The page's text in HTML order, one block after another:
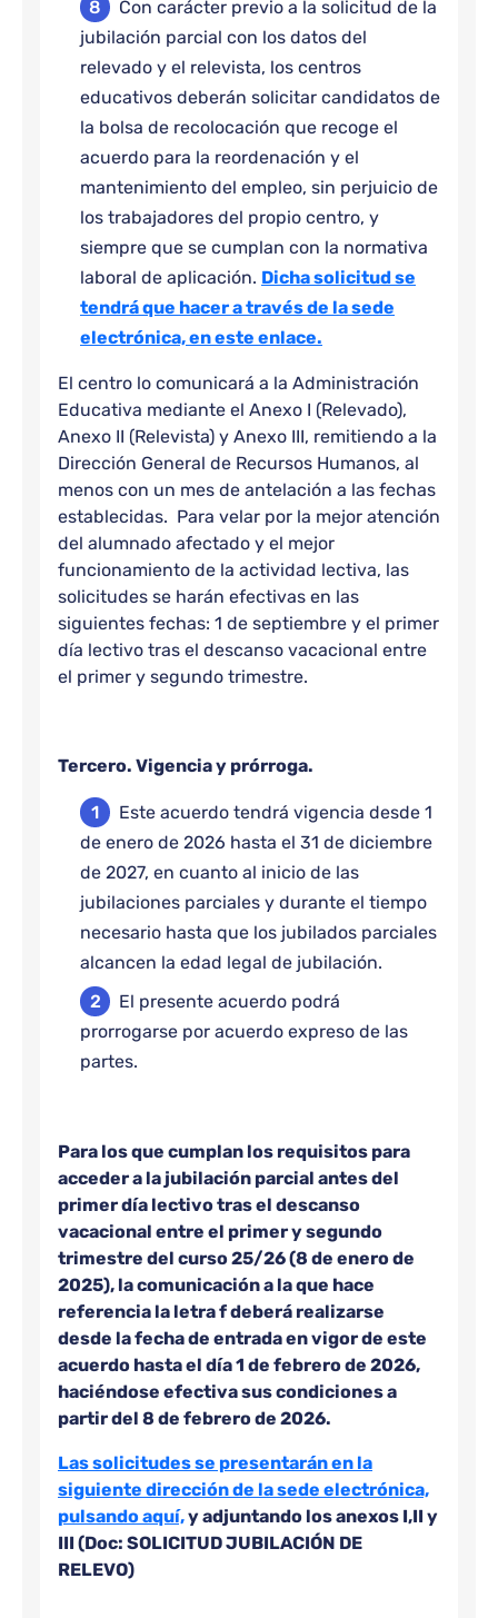
Con carácter previo a la solicitud de la
jubilación parcial con los datos del
relevado y el relevista, los centros
educativos deberán solicitar candidatos de
la bolsa de recolocación que recoge el
acuerdo para la reordenación y el
mantenimiento del empleo, sin perjuicio de
los trabajadores del propio centro, y
siempre que se cumplan con la normativa
laboral de aplicación. Dicha solicitud se
tendrá que hacer a través de la sede
electrónica, en este enlace.
El centro lo comunicará a la Administración
Educativa mediante el Anexo I (Relevado),
Anexo II (Relevista) y Anexo III, remitiendo a la
Dirección General de Recursos Humanos, al
menos con un mes de antelación a las fechas
establecidas. Para velar por la mejor atención
del alumnado afectado y el mejor
funcionamiento de la actividad lectiva, las
solicitudes se harán efectivas en las
siguientes fechas: 1 de septiembre y el primer
día lectivo tras el descanso vacacional entre
el primer y segundo trimestre.
Tercero. Vigencia y prórroga.
Este acuerdo tendrá vigencia desde 1
de enero de 2026 hasta el 31 de diciembre
de 2027, en cuanto al inicio de las
jubilaciones parciales y durante el tiempo
necesario hasta que los jubilados parciales
alcancen la edad legal de jubilación.
El presente acuerdo podrá
prorrogarse por acuerdo expreso de las
partes.
Para los que cumplan los requisitos para
acceder a la jubilación parcial antes del
primer día lectivo tras el descanso
vacacional entre el primer y segundo
trimestre del curso 25/26 (8 de enero de
2025), la comunicación a la que hace
referencia la letra f deberá realizarse
desde la fecha de entrada en vigor de este
acuerdo hasta el día 1 de febrero de 2026,
haciéndose efectiva sus condiciones a
partir del 8 de febrero de 2026.
Las solicitudes se presentarán en la
siguiente dirección de la sede electrónica,
pulsando aquí,y adjuntando los anexos I,II y
III (Doc: SOLICITUD JUBILACIÓN DE
RELEVO)